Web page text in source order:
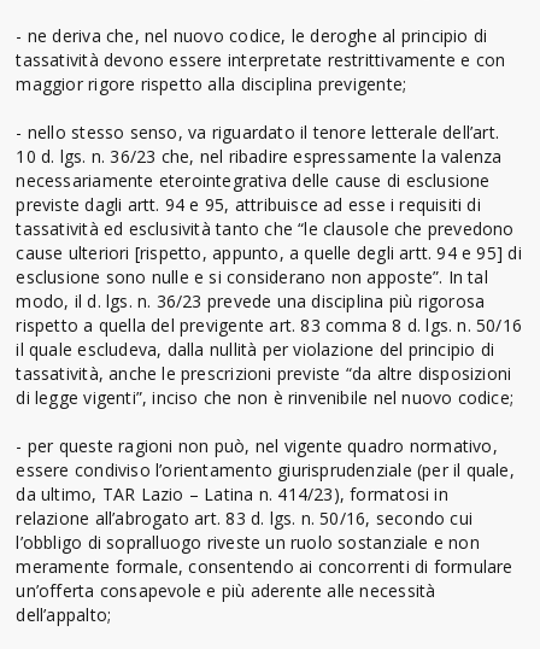
- ne deriva che, nel nuovo codice, le deroghe al principio di
tassatività devono essere interpretate restrittivamente e con
maggior rigore rispetto alla disciplina previgente;
- nello stesso senso, va riguardato il tenore letterale dell’art.
10 d. lgs. n. 36/23 che, nel ribadire espressamente la valenza
necessariamente eterointegrativa delle cause di esclusione
previste dagli artt. 94 e 95, attribuisce ad esse i requisiti di
tassatività ed esclusività tanto che “le clausole che prevedono
cause ulteriori [rispetto, appunto, a quelle degli artt. 94 e 95] di
esclusione sono nulle e si considerano non apposte”. In tal
modo, il d. lgs. n. 36/23 prevede una disciplina più rigorosa
rispetto a quella del previgente art. 83 comma 8 d. lgs. n. 50/16
il quale escludeva, dalla nullità per violazione del principio di
tassatività, anche le prescrizioni previste “da altre disposizioni
di legge vigenti”, inciso che non è rinvenibile nel nuovo codice;
- per queste ragioni non può, nel vigente quadro normativo,
essere condiviso l’orientamento giurisprudenziale (per il quale,
da ultimo, TAR Lazio – Latina n. 414/23), formatosi in
relazione all’abrogato art. 83 d. lgs. n. 50/16, secondo cui
l’obbligo di sopralluogo riveste un ruolo sostanziale e non
meramente formale, consentendo ai concorrenti di formulare
un’offerta consapevole e più aderente alle necessità
dell’appalto;